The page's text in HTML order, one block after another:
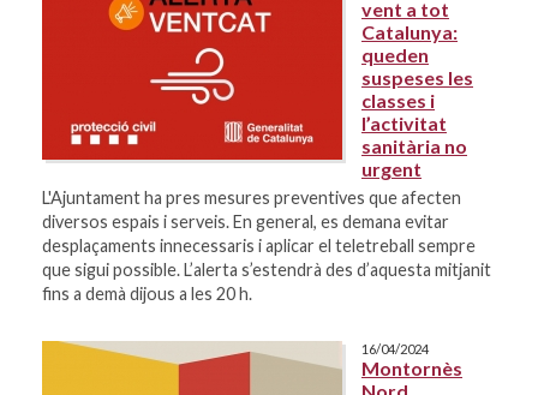
vent a tot
Catalunya:
queden
suspeses les
classes i
l’activitat
sanitària no
urgent
L'Ajuntament ha pres mesures preventives que afecten
diversos espais i serveis. En general, es demana evitar
desplaçaments innecessaris i aplicar el teletreball sempre
que sigui possible. L’alerta s’estendrà des d’aquesta mitjanit
fins a demà dijous a les 20 h.
16/04/2024
Montornès